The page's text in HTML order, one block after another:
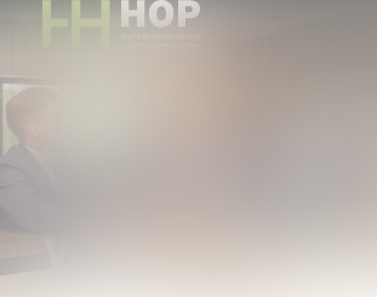
Vacatures